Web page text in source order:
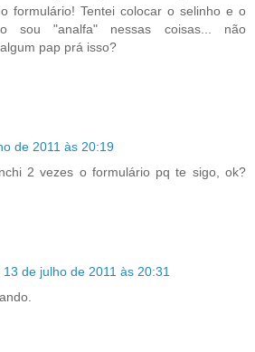
formulário! Tentei colocar o selinho e o
sou "analfa" nessas coisas... não
pap prá isso?
de 2011 às 20:19
2 vezes o formulário pq te sigo, ok?
13 de julho de 2011 às 20:31